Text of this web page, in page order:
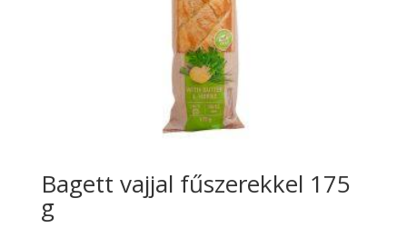
Bagett vajjal fűszerekkel 175
g